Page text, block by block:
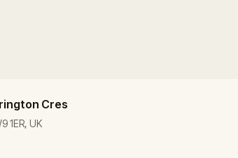
Cres
1ER, UK